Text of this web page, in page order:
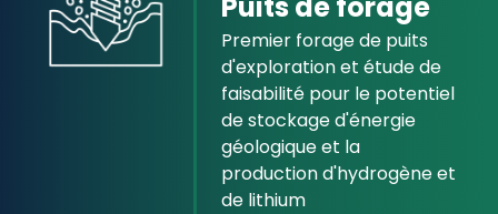
Premier forage de puits
d'exploration et étude de
faisabilité pour le potentiel
de stockage d'énergie
géologique et la
production d'hydrogène et
de lithium